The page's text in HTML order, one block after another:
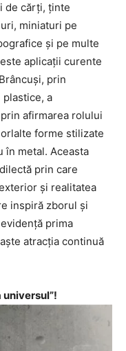
de cărţi, ţinte
miniaturi pe
şi pe multe
aplicaţii curente
prin
a
afirmarea rolului
forme stilizate
în metal. Aceasta
prin care
şi realitatea
inspiră zborul şi
prima
atracţia continuă
universul”!